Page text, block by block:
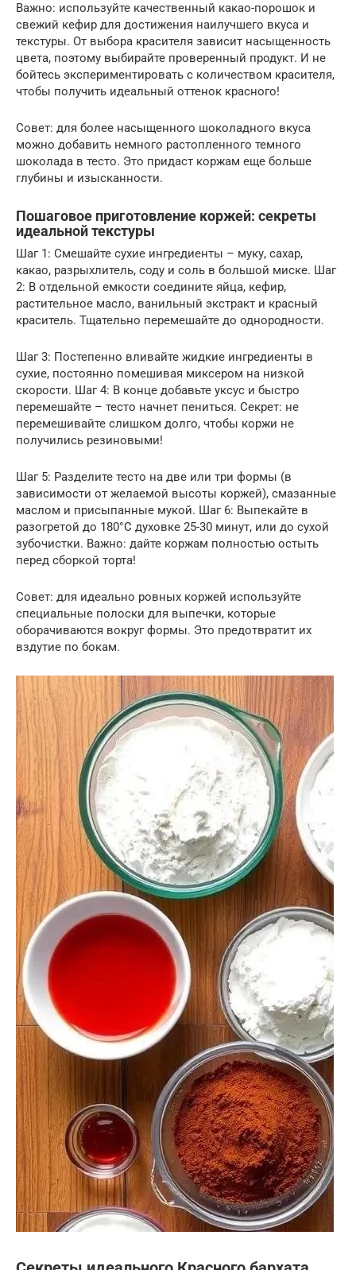
Важно: используйте качественный какао-порошок и
свежий кефир для достижения наилучшего вкуса и
текстуры. От выбора красителя зависит насыщенность
цвета, поэтому выбирайте проверенный продукт. И не
бойтесь экспериментировать с количеством красителя,
чтобы получить идеальный оттенок красного!
Совет: для более насыщенного шоколадного вкуса
можно добавить немного растопленного темного
шоколада в тесто. Это придаст коржам еще больше
глубины и изысканности.
Пошаговое приготовление коржей: секреты
идеальной текстуры
Шаг 1: Смешайте сухие ингредиенты – муку, сахар,
какао, разрыхлитель, соду и соль в большой миске. Шаг
2: В отдельной емкости соедините яйца, кефир,
растительное масло, ванильный экстракт и красный
краситель. Тщательно перемешайте до однородности.
Шаг 3: Постепенно вливайте жидкие ингредиенты в
сухие, постоянно помешивая миксером на низкой
скорости. Шаг 4: В конце добавьте уксус и быстро
перемешайте – тесто начнет пениться. Секрет: не
перемешивайте слишком долго, чтобы коржи не
получились резиновыми!
Шаг 5: Разделите тесто на две или три формы (в
зависимости от желаемой высоты коржей), смазанные
маслом и присыпанные мукой. Шаг 6: Выпекайте в
разогретой до 180°C духовке 25-30 минут, или до сухой
зубочистки. Важно: дайте коржам полностью остыть
перед сборкой торта!
Совет: для идеально ровных коржей используйте
специальные полоски для выпечки, которые
оборачиваются вокруг формы. Это предотвратит их
вздутие по бокам.